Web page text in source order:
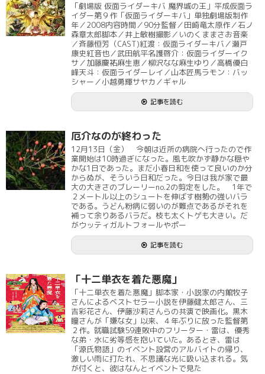
「劇場版 仮面ライダーキバ 魔界城の王」平成仮面ラ
イダー第９作「仮面ライダーキバ」単独劇場版制作
年／2008内容時間／90分監督／田崎竜太原作／石ノ
森章太郎脚本／井上敏樹撮影／いのくままさお音楽
／斉藤恒芳（CAST)紅渡：仮面ライダーキバ／瀬戸
康史紅音也／武田航平名護啓介：仮面ライダーイク
サ／加藤慶祐麻生恵／柳沢なな麻生ゆり／高橋優白
峰天斗：仮面ライダーレイ／山本匠馬ラモン：バッ
シャー／小越勇輝サヤカ／ギャル
記事を読む
厄介なのが終わった
12月13日（金） 今朝は近所の病院へ行ったので作
業開始は10時過ぎになった。風も吹かず静かな穏や
かな1日であった。まだ小春日和を使って良いのか分
からぬが、そういう日和だった。今日は我が家で最
大の大きさのブレーリーno.2の剪定をした。 1年で
２メートル以上のシュートを伸ばす樹勢の強いバラ
である。うどん粉病に弱いのが難点であるがそれを
補って余りあるバラだ。枝も太くトゲも大きい。だ
がウッティガルトフォールやポー
記事を読む
「十二単衣を着た悪魔」
「十二単衣を着た悪魔」脚本家・小説家の内館牧子
さんによるベストセラー小説を伊藤健太郎さん、三
吉彩花さん、伊藤沙莉さんらの共演で映画化。黒木
瞳さんが「嫌な女」以来、４年ぶりに放った監督第
２作。就職試験59連敗中のフリーター・雷は、優秀
な弟・水に劣等感を抱いていた。あるとき、雷は
「源氏物語」のイベント設営のアルバイトの帰り、
激しい雨に打たれ、不思議な光に吸い込まれる。気
が付くと、彼はなんとイベントで見た